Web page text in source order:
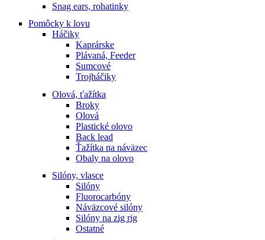
Snag ears, rohatinky
Pomôcky k lovu
Háčiky
Kaprárske
Plávaná, Feeder
Sumcové
Trojháčiky
Olová, ťažítka
Broky
Olová
Plastické olovo
Back lead
Ťažítka na náväzec
Obaly na olovo
Silóny, vlasce
Silóny
Fluorocarbóny
Náväzcové silóny
Silóny na zig rig
Ostatné